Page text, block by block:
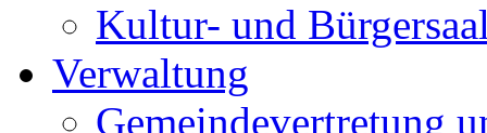
Kultur- und
Verwaltung
Gemeindevertretung